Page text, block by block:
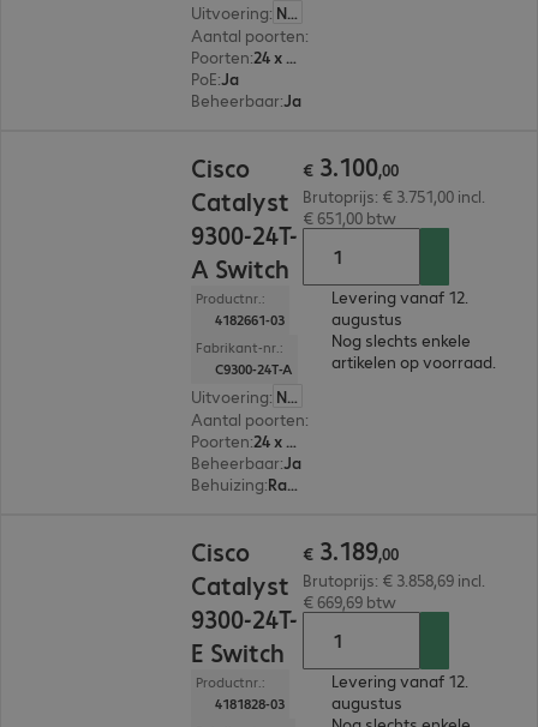
Uitvoering:
Nederland
Aantal poorten:
Poorten:
24 x 10/100/1000 RJ45
PoE:Ja
Beheerbaar:Ja
Cisco
Catalyst
9300-24T-
A Switch
Productnr.:
4182661-03
Fabrikant-nr.:
C9300-24T-A
Uitvoering:
Nederland
Aantal poorten:
Poorten:
24 x 10/100/1000 RJ45
Beheerbaar:Ja
Behuizing: Rackmount
€ 3.100,00
Brutoprijs: € 3.751,00 incl.
€ 651,00 btw
Levering vanaf 12.
augustus
Nog slechts enkele
artikelen op voorraad.
Cisco
Catalyst
9300-24T-
E Switch
Productnr.:
4181828-03
€ 3.189,00
Brutoprijs: € 3.858,69 incl.
€ 669,69 btw
Levering vanaf 12.
augustus